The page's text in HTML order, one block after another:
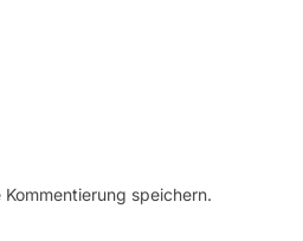
speichern.